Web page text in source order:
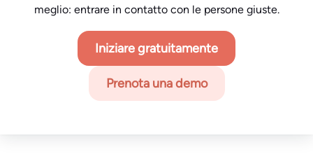
meglio: entrare in contatto con le persone giuste.
Iniziare gratuitamente
Prenota una demo